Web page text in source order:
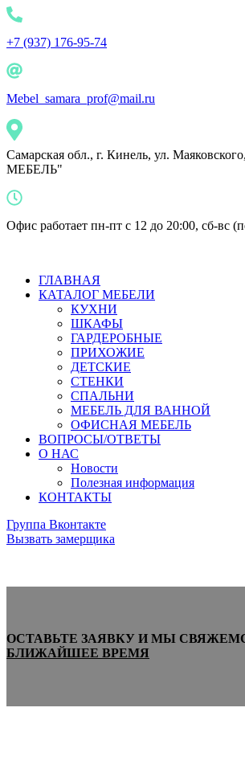
+7 (937) 176-95-74
Mebel_samara_prof@mail.ru
Самарская обл., г. Кинель, ул.
МЕБЕЛЬ"
Офис работает пн-пт с 12 до 20:00, сб-вс
ГЛАВНАЯ
КАТАЛОГ МЕБЕЛИ
КУХНИ
ШКАФЫ
ГАРДЕРОБНЫЕ
ПРИХОЖИЕ
ДЕТСКИЕ
СТЕНКИ
СПАЛЬНИ
МЕБЕЛЬ ДЛЯ ВАННОЙ
ОФИСНАЯ МЕБЕЛЬ
ВОПРОСЫ/ОТВЕТЫ
О НАС
Новости
Полезная информация
КОНТАКТЫ
Группа Вконтакте
Вызвать замерщика
ОСТАВЬТЕ ЗАЯВКУ И МЫ
БЛИЖАЙШЕЕ ВРЕМЯ